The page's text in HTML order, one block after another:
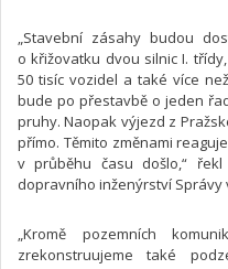
„Stavební zásahy budou
o křižovatku dvou silnic I.
50 tisíc vozidel a také více
bude po přestavbě o jeden
pruhy. Naopak výjezd z
přímo. Těmito změnami
v průběhu času došlo,“
dopravního inženýrství Správy
„Kromě pozemních
zrekonstruujeme také